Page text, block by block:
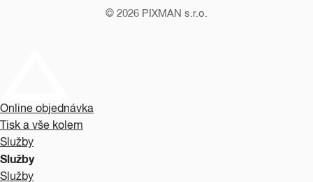
© 2026 PIXMAN s.r.o.
Online objednávka
Tisk a vše kolem
Služby
Služby
Služby